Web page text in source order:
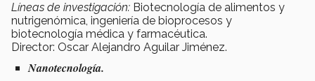
Líneas de investigación: Biotecnología de alimentos y
nutrigenómica, ingeniería de bioprocesos y
biotecnología médica y farmacéutica.
Director: Oscar Alejandro Aguilar Jiménez.
Nanotecnología.